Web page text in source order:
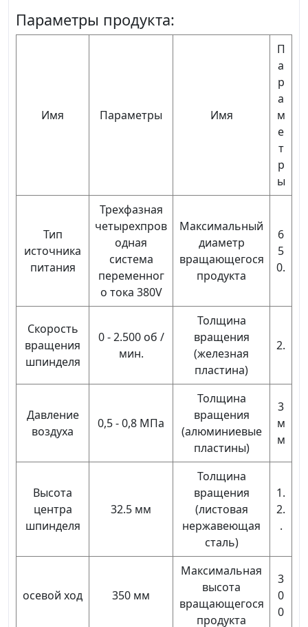
Параметры продукта:
Имя Параметры Имя
П
а
р
а
м
е
т
р
ы
Тип
источника
питания
Трехфазная
четырехпров
одная
система
переменног
о тока 380V
Максимальный
диаметр
вращающегося
продукта
6
5
0.
Скорость
вращения
шпинделя
0 - 2.500 об /
мин.
Толщина
вращения
(железная
пластина)
2.
Давление
воздуха
0,5 - 0,8 МПа
Толщина
вращения
(алюминиевые
пластины)
3
м
м
Высота
центра
шпинделя
32.5 мм
Толщина
вращения
(листовая
нержавеющая
сталь)
1.
2.
.
осевой ход 350 мм
Максимальная
высота
вращающегося
продукта
3
0
0